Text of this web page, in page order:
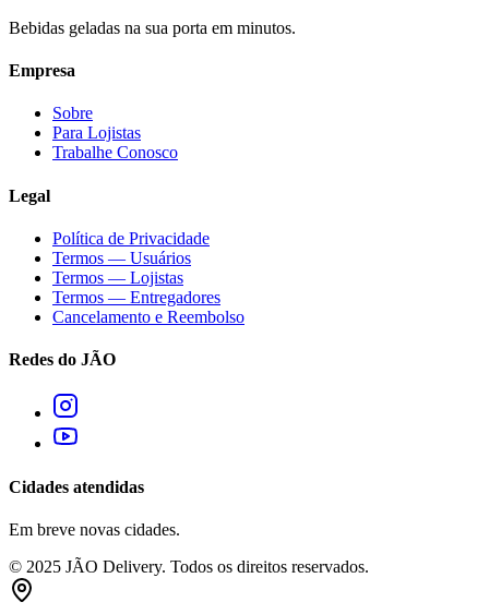
Bebidas geladas na sua porta em minutos.
Empresa
Sobre
Para Lojistas
Trabalhe Conosco
Legal
Política de Privacidade
Termos — Usuários
Termos — Lojistas
Termos — Entregadores
Cancelamento e Reembolso
Redes do JÃO
Cidades atendidas
Em breve novas cidades.
© 2025 JÃO Delivery. Todos os direitos reservados.